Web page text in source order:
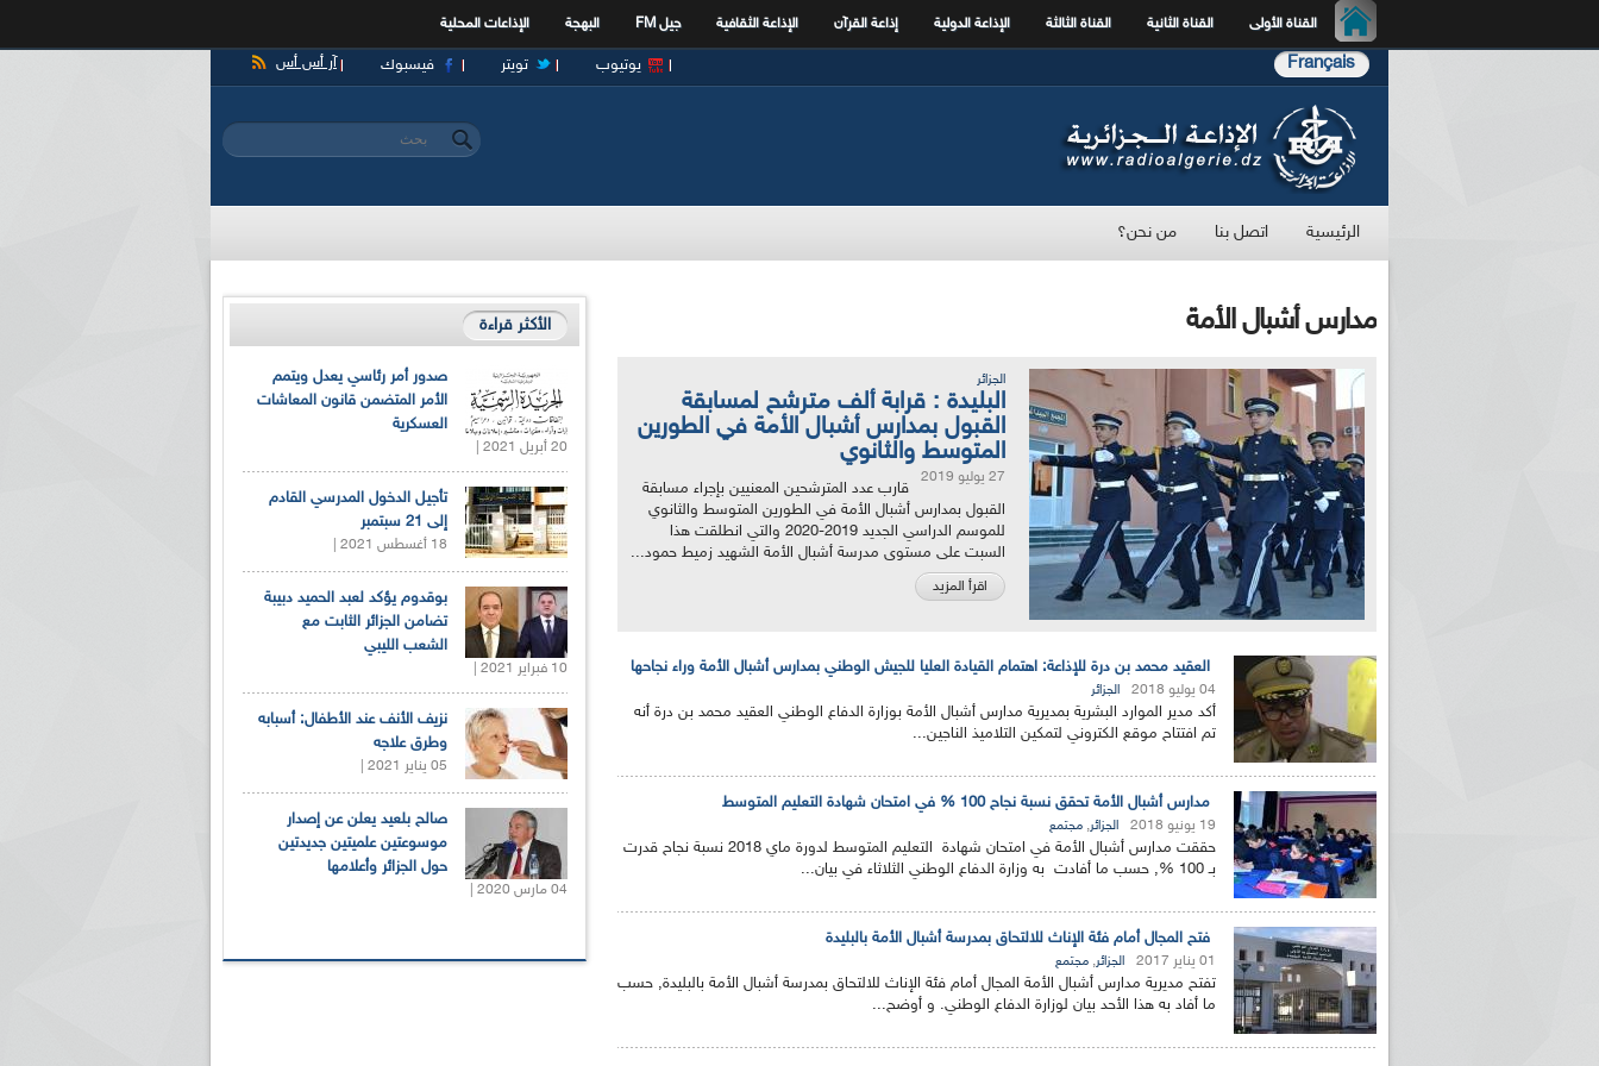
القناة الأولى القناة الثانية القناة الثالثة الإذاعة الدولية إذاعة القرآن الإذاعة الثقافية جيل FM البهجة الإذاعات المحلية
Français آر أس أس فيسبوك تويتر يوتيوب
استمارة البحث
‏بحث ‏
الرئيسية اتصل بنا من نحن؟
مدارس أشبال الأمة
الجزائر
البليدة : قرابة ألف مترشح لمسابقة
القبول بمدارس أشبال الأمة في الطورين
المتوسط والثانوي
27 يوليو 2019
قارب عدد المترشحين المعنيين بإجراء مسابقة
القبول بمدارس أشبال الأمة في الطورين المتوسط والثانوي
للموسم الدراسي الجديد 2019-2020 والتي انطلقت هذا
السبت على مستوى مدرسة أشبال الأمة الشهيد زميط حمود...
اقرأ المزيد
العقيد محمد بن درة للإذاعة: اهتمام القيادة العليا للجيش الوطني بمدارس أشبال الأمة وراء نجاحها
04 يوليو 2018 الجزائر
أكد مدير الموارد البشرية بمديرية مدارس أشبال الأمة بوزارة الدفاع الوطني العقيد محمد بن درة أنه
تم افتتاح موقع الكتروني لتمكين التلاميذ الناجين...
مدارس أشبال الأمة تحقق نسبة نجاح 100 % في امتحان شهادة التعليم المتوسط
19 يونيو 2018 الجزائر, مجتمع
حققت مدارس أشبال الأمة في امتحان شهادة التعليم المتوسط لدورة ماي 2018 نسبة نجاح قدرت
بـ 100 %, حسب ما أفادت به وزارة الدفاع الوطني الثلاثاء في بيان...
فتح المجال أمام فئة الإناث للالتحاق بمدرسة أشبال الأمة بالبليدة
01 يناير 2017 الجزائر, مجتمع
تفتح مديرية مدارس أشبال الأمة المجال أمام فئة الإناث للالتحاق بمدرسة أشبال الأمة بالبليدة, حسب
ما أفاد به هذا الأحد بيان لوزارة الدفاع الوطني. و أوضح...
الأكثر قراءة
صدور أمر رئاسي يعدل ويتمم
الأمر المتضمن قانون المعاشات
العسكرية
20 أبريل 2021 |
تأجيل الدخول المدرسي القادم
إلى 21 سبتمبر
18 أغسطس 2021 |
بوقدوم يؤكد لعبد الحميد دبيبة
تضامن الجزائر الثابت مع
الشعب الليبي
10 فبراير 2021 |
نزيف الأنف عند الأطفال: أسبابه
وطرق علاجه
05 يناير 2021 |
صالح بلعيد يعلن عن إصدار
موسوعتين علميتين جديدتين
حول الجزائر وأعلامها
04 مارس 2020 |